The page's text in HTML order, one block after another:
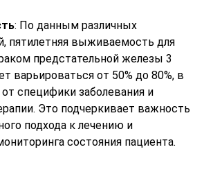
: По данным различных
пятилетняя выживаемость для
предстательной железы 3
варьироваться от 50% до 80%, в
специфики заболевания и
Это подчеркивает важность
подхода к лечению и
состояния пациента.